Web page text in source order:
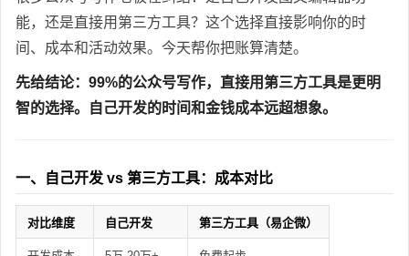
能，还是直接用第三方工具？这个选择直接影响你的时
间、成本和活动效果。今天帮你把账算清楚。
先给结论：99%的公众号写作，直接用第三方工具是更明
智的选择。自己开发的时间和金钱成本远超想象。
一、自己开发 vs 第三方工具：成本对比
对比维度 自己开发 第三方工具（易企微）